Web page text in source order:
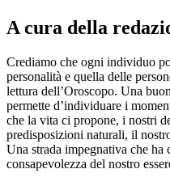
A cura della
Crediamo che ogni individuo
personalità e quella delle
lettura dell’Oroscopo. Una
permette d’individuare i
che la vita ci propone, i nostri
predisposizioni naturali, il
Una strada impegnativa che ha
consapevolezza del nostro